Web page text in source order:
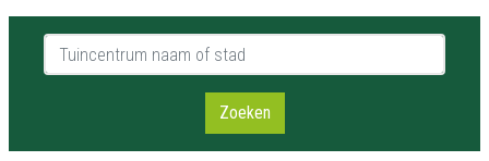
Tuincentrum naam of stad
Zoeken